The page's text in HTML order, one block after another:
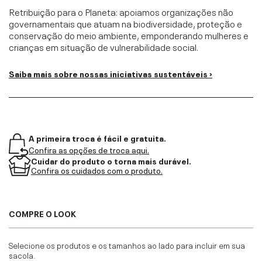
Retribuição para o Planeta: apoiamos organizações não
governamentais que atuam na biodiversidade, proteção e
conservação do meio ambiente, emponderando mulheres e
crianças em situação de vulnerabilidade social.
Saiba mais sobre nossas iniciativas sustentáveis ›
A primeira troca é fácil e gratuita.
Confira as opções de troca aqui.
Cuidar do produto o torna mais durável.
Confira os cuidados com o produto.
COMPRE O LOOK
Selecione os produtos e os tamanhos ao lado para incluir em sua
sacola.